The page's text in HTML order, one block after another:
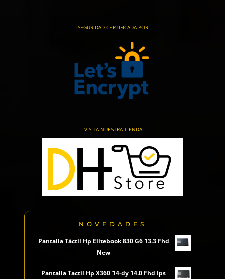
SEGURIDAD CERTIFICADA POR
VISITA NUESTRA TIENDA
NOVEDADES
Pantalla Táctil Hp Elitebook 830 G6 13.3 Fhd
New
Pantalla Tactil Hp X360 14-dy 14.0 Fhd Ips